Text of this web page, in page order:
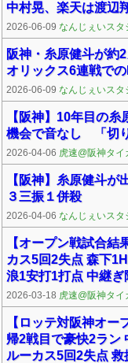
中村晃、楽天は渡辺
2026-06-09 なんじぇいスタ
阪神・糸原健斗が約
オリックス6連戦で
2026-06-09 なんじぇいスタ
【阪神】10年目の
機会で音なし 「切
2026-04-06 虎速@阪神タイ
【阪神】糸原健斗
３三振１併殺
2026-04-06 なんじぇいスタ
【オープン戦試合
カス5回2失点 森下
浪1安打1打点 中継ぎ
2026-03-18 虎速@阪神タイ
【ロッテ対阪神オ
帰2戦目で豪快2ラン
ルーカス5回2失点